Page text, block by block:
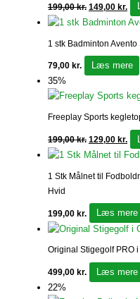
199,00kr. 149,00 kr.
1 stk Badminton
79,00 kr.
Læs mere
35%
Freeplay Sports
199,00kr. 129,00 kr.
1 Stk Målnet til
Hvid
199,00 kr. Læs mere
Original Stigegolf PRO
499,00 kr.
Læs mere
22%